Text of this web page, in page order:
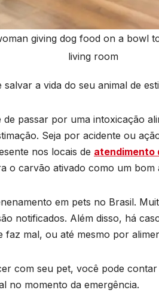
giving dog food on a bowl
living room
a vida do seu animal de
passar por uma intoxicação
Seja por acidente ou
nos locais de atendimento
o carvão ativado como um bom
em pets no Brasil.
notificados. Além disso, há
faz mal, ou até mesmo por
com seu pet, você pode
no momento da emergência.